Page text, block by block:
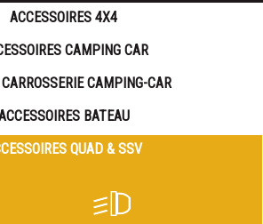
ACCESSOIRES 4X4
CAMPING CAR
CAMPING-CAR
BATEAU
QUAD & SSV